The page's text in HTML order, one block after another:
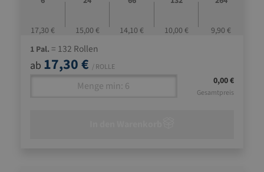
17,30 € 15,00 € 14,10 € 10,00 €
9,90 €
1 Pal. = 132 Rollen
ab 17,30 € / ROLLE
0,00 €
Gesamtpreis